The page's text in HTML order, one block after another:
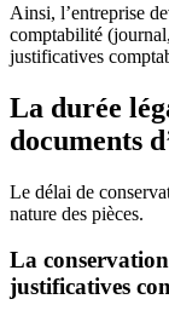
Ainsi, l’entreprise
comptabilité
justificatives
La durée
documents
Le délai de
nature des pièces.
La
justificatives